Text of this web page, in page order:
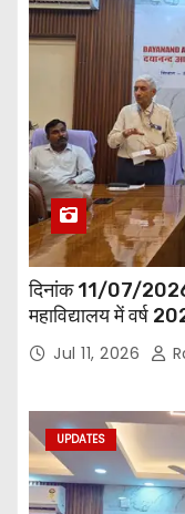
दिनांक 11/07/2026
महाविद्यालय में वर्ष
प्राचार्य की अध्यक्षता में
विभागाध्यक्ष एवं शिक्षक
Jul 11, 2026
UPDATES